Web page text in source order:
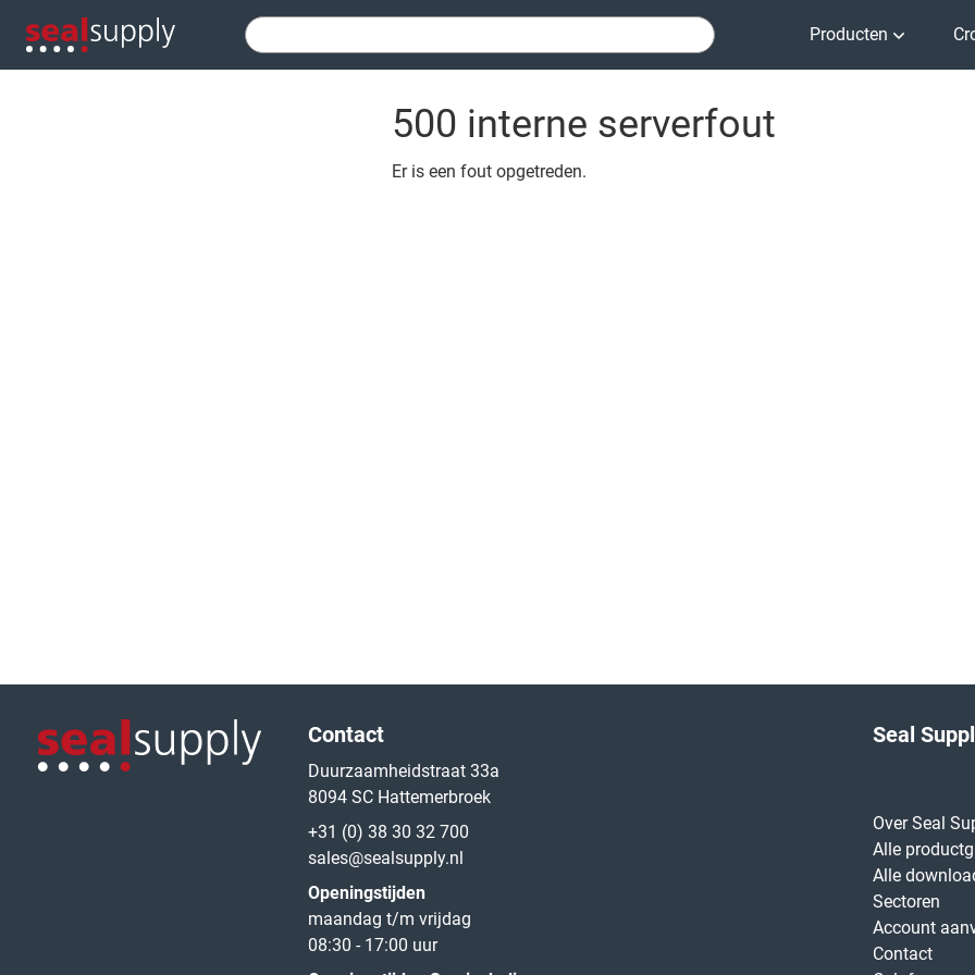
Producten
500 interne serverfout
Er is een fout opgetreden.
Contact
Duurzaamheidstraat 33a
8094 SC Hattemerbroek
+31 (0) 38 30 32 700
sales@sealsupply.nl
Openingstijden
maandag t/m vrijdag
08:30 - 17:00 uur
Seal
Over Seal
Alle
Alle
Sectoren
Account
Contact
Logo van de website